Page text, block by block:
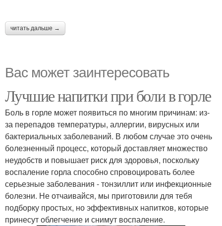
читать дальше →
Вас может заинтересовать
Лучшие напитки при боли в горле
Боль в горле может появиться по многим причинам: из-
за перепадов температуры, аллергии, вирусных или
бактериальных заболеваний. В любом случае это очень
болезненный процесс, который доставляет множество
неудобств и повышает риск для здоровья, поскольку
воспаление горла способно спровоцировать более
серьезные заболевания - тонзиллит или инфекционные
болезни. Не отчаивайся, мы приготовили для тебя
подборку простых, но эффективных напитков, которые
принесут облегчение и снимут воспаление.